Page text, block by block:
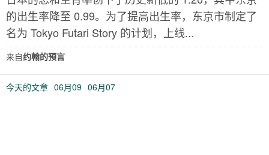
的出生率降至 0.99。为了提高出生率，东京市制定了
名为 Tokyo Futari Story 的计划，上线...
来自约翰的预言
今天的文章 06月09 06月07